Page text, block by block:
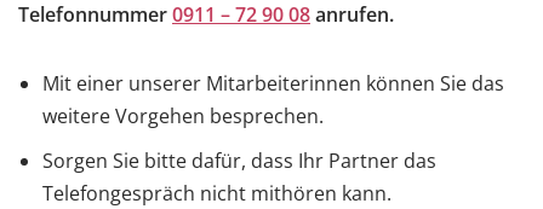
Telefonnummer0911 – 72 90 08anrufen.
Mit einer unserer Mitarbeiterinnen können Sie das
weitere Vorgehen besprechen.
Sorgen Sie bitte dafür, dass Ihr Partner das
Telefongespräch nicht mithören kann.